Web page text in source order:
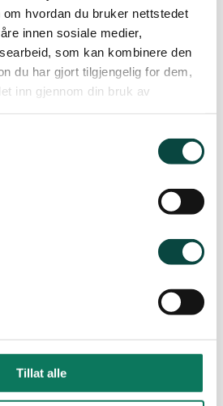
hvordan du bruker nettstedet
innen sosiale medier,
som kan kombinere den
du har gjort tilgjengelig for dem,
inn gjennom din bruk av
Tillat alle